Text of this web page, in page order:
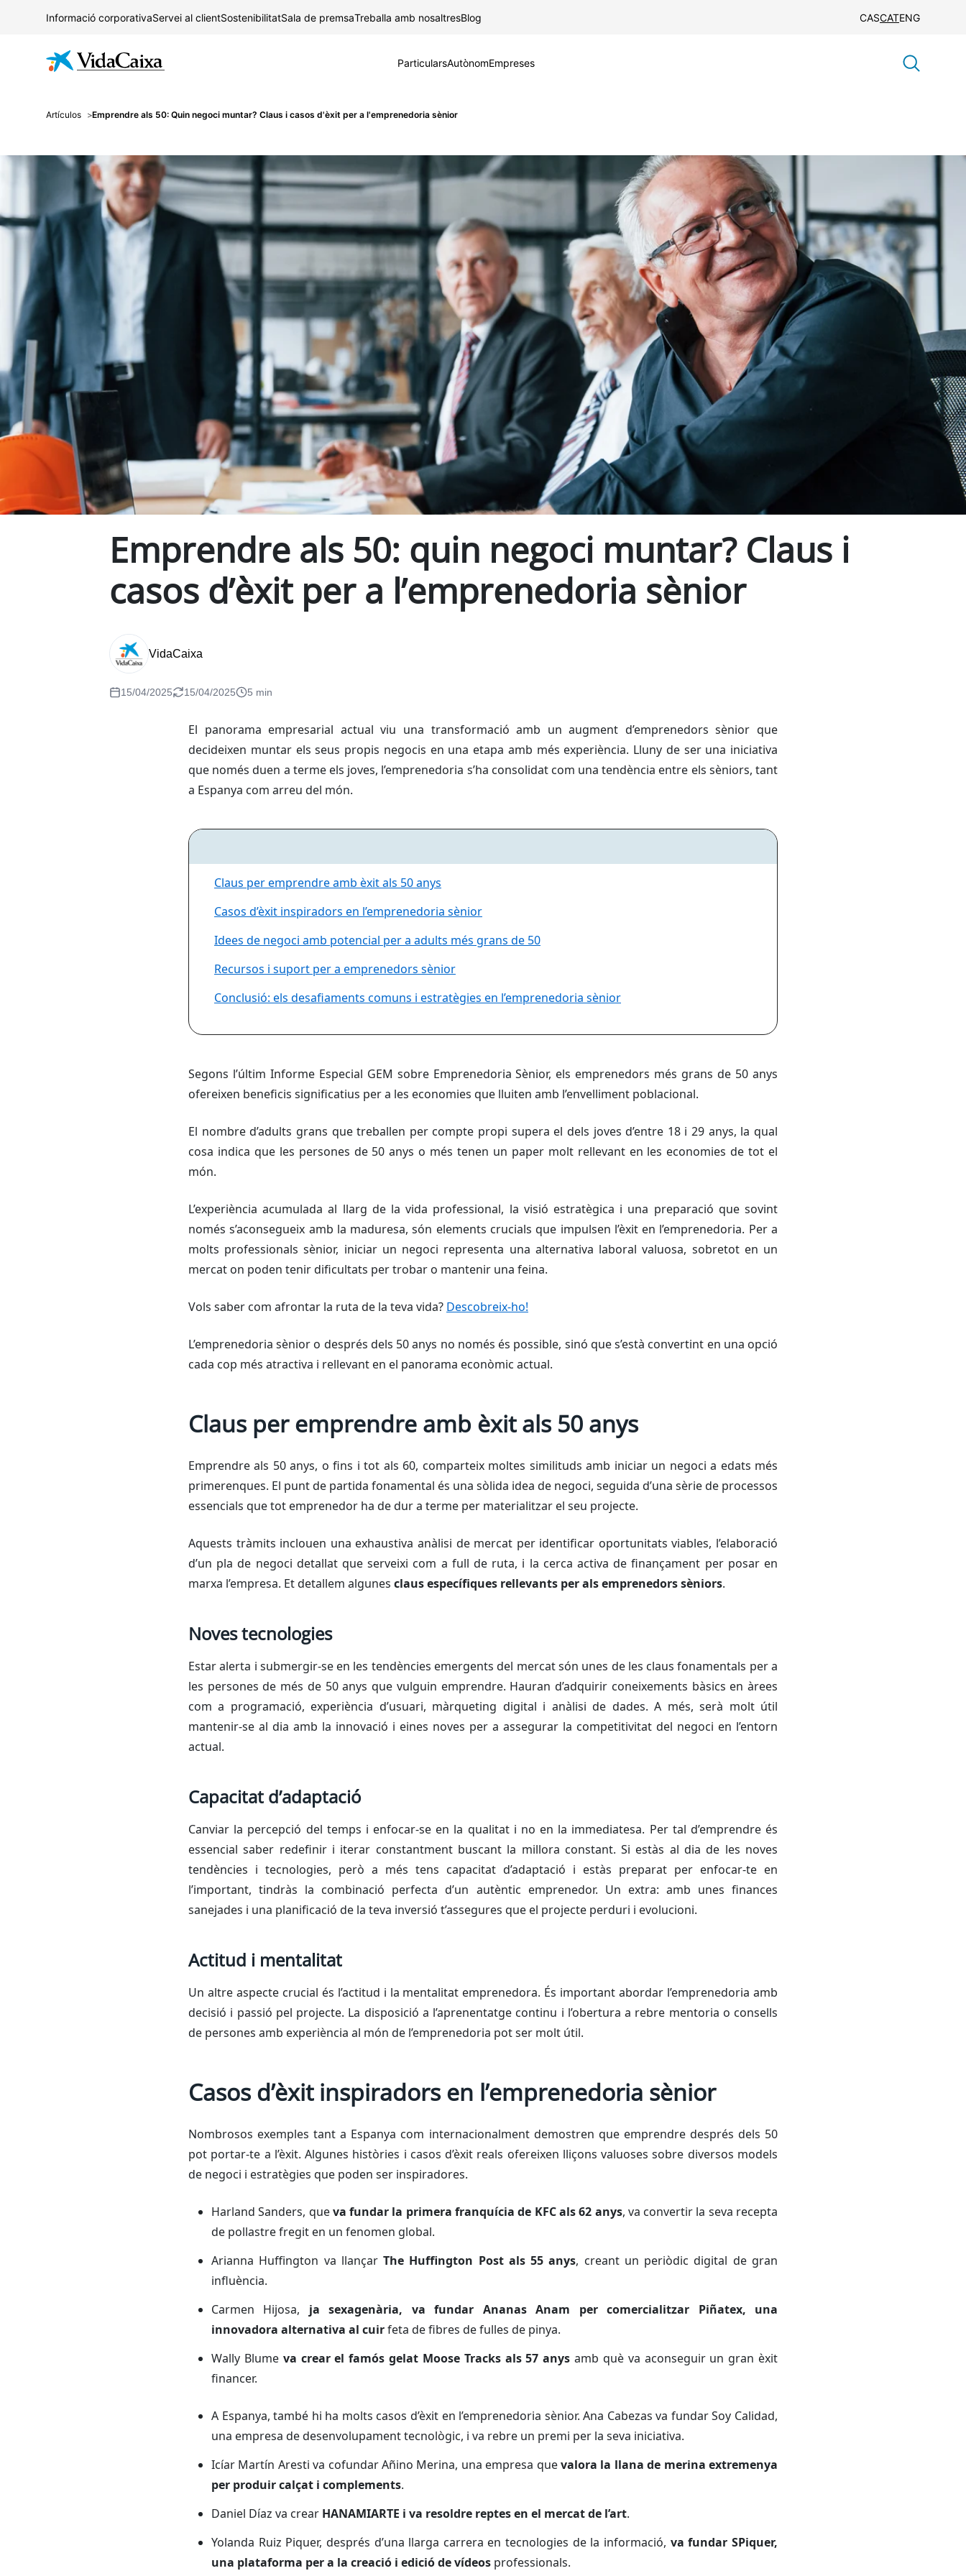
Salta al contingut principal
Informació corporativaServei al clientSostenibilitatSala de premsaTreballa amb nosaltresBlog CASCATENG
ParticularsAutònomEmpreses
Artículos Emprendre als 50: Quin negoci muntar? Claus i casos d'èxit per a l'emprenedoria sènior
Emprendre als 50: quin negoci muntar? Claus i
casos d’èxit per a l’emprenedoria sènior
VidaCaixa
15/04/2025 15/04/2025 5 min
El panorama empresarial actual viu una transformació amb un augment d’emprenedors sènior que
decideixen muntar els seus propis negocis en una etapa amb més experiència. Lluny de ser una iniciativa
que només duen a terme els joves, l’emprenedoria s’ha consolidat com una tendència entre els sèniors, tant
a Espanya com arreu del món.
Claus per emprendre amb èxit als 50 anys
Casos d’èxit inspiradors en l’emprenedoria sènior
Idees de negoci amb potencial per a adults més grans de 50
Recursos i suport per a emprenedors sènior
Conclusió: els desafiaments comuns i estratègies en l’emprenedoria sènior
Segons l’últim Informe Especial GEM sobre Emprenedoria Sènior, els emprenedors més grans de 50 anys
ofereixen beneficis significatius per a les economies que lluiten amb l’envelliment poblacional.
El nombre d’adults grans que treballen per compte propi supera el dels joves d’entre 18 i 29 anys, la qual
cosa indica que les persones de 50 anys o més tenen un paper molt rellevant en les economies de tot el
món.
L’experiència acumulada al llarg de la vida professional, la visió estratègica i una preparació que sovint
només s’aconsegueix amb la maduresa, són elements crucials que impulsen l’èxit en l’emprenedoria. Per a
molts professionals sènior, iniciar un negoci representa una alternativa laboral valuosa, sobretot en un
mercat on poden tenir dificultats per trobar o mantenir una feina.
Vols saber com afrontar la ruta de la teva vida? Descobreix-ho!
L’emprenedoria sènior o després dels 50 anys no només és possible, sinó que s’està convertint en una opció
cada cop més atractiva i rellevant en el panorama econòmic actual.
Claus per emprendre amb èxit als 50 anys
Emprendre als 50 anys, o fins i tot als 60, comparteix moltes similituds amb iniciar un negoci a edats més
primerenques. El punt de partida fonamental és una sòlida idea de negoci, seguida d’una sèrie de processos
essencials que tot emprenedor ha de dur a terme per materialitzar el seu projecte.
Aquests tràmits inclouen una exhaustiva anàlisi de mercat per identificar oportunitats viables, l’elaboració
d’un pla de negoci detallat que serveixi com a full de ruta, i la cerca activa de finançament per posar en
marxa l’empresa. Et detallem algunes claus específiques rellevants per als emprenedors sèniors.
Noves tecnologies
Estar alerta i submergir-se en les tendències emergents del mercat són unes de les claus fonamentals per a
les persones de més de 50 anys que vulguin emprendre. Hauran d’adquirir coneixements bàsics en àrees
com a programació, experiència d’usuari, màrqueting digital i anàlisi de dades. A més, serà molt útil
mantenir-se al dia amb la innovació i eines noves per a assegurar la competitivitat del negoci en l’entorn
actual.
Capacitat d’adaptació
Canviar la percepció del temps i enfocar-se en la qualitat i no en la immediatesa. Per tal d’emprendre és
essencial saber redefinir i iterar constantment buscant la millora constant. Si estàs al dia de les noves
tendències i tecnologies, però a més tens capacitat d’adaptació i estàs preparat per enfocar-te en
l’important, tindràs la combinació perfecta d’un autèntic emprenedor. Un extra: amb unes finances
sanejades i una planificació de la teva inversió t’assegures que el projecte perduri i evolucioni.
Actitud i mentalitat
Un altre aspecte crucial és l’actitud i la mentalitat emprenedora. És important abordar l’emprenedoria amb
decisió i passió pel projecte. La disposició a l’aprenentatge continu i l’obertura a rebre mentoria o consells
de persones amb experiència al món de l’emprenedoria pot ser molt útil.
Casos d’èxit inspiradors en l’emprenedoria sènior
Nombrosos exemples tant a Espanya com internacionalment demostren que emprendre després dels 50
pot portar-te a l’èxit. Algunes històries i casos d’èxit reals ofereixen lliçons valuoses sobre diversos models
de negoci i estratègies que poden ser inspiradores.
Harland Sanders, queva fundar la primera franquícia de KFC als 62 anys, va convertir la seva recepta
de pollastre fregit en un fenomen global.
Arianna Huffington va llançarThe Huffington Post als 55 anys, creant un periòdic digital de gran
influència.
Carmen Hijosa, ja sexagenària, va fundar Ananas Anam per comercialitzar Piñatex, una
innovadora alternativa al cuirfeta de fibres de fulles de pinya.
Wally Blume va crear el famós gelat Moose Tracks als 57 anys amb què va aconseguir un gran èxit
financer.
A Espanya, també hi ha molts casos d’èxit en l’emprenedoria sènior. Ana Cabezas va fundar Soy Calidad,
una empresa de desenvolupament tecnològic, i va rebre un premi per la seva iniciativa.
Icíar Martín Aresti va cofundar Añino Merina, una empresa quevalora la llana de merina extremenya
per produir calçat i complements.
Daniel Díaz va crear HANAMIARTE i va resoldre reptes en el mercat de l’art.
Yolanda Ruiz Piquer, després d’una llarga carrera en tecnologies de la informació, va fundar SPiquer,
una plataforma per a la creació i edició de vídeos professionals.